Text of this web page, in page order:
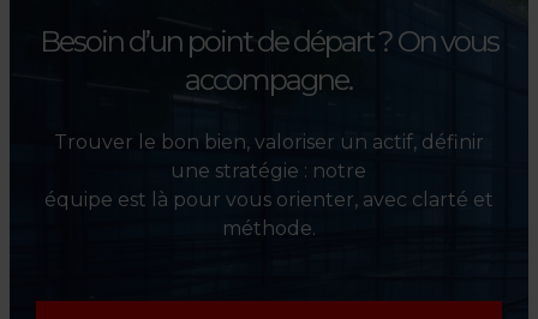
Besoin d’un point de départ ?On vous
accompagne.
Trouver le bon bien, valoriser un actif, définir
une stratégie : notre
équipe est là pour vous orienter, avec clarté et
méthode.